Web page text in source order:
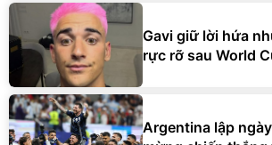
Gavi giữ lời hứa
rực rỡ sau World
Argentina lập